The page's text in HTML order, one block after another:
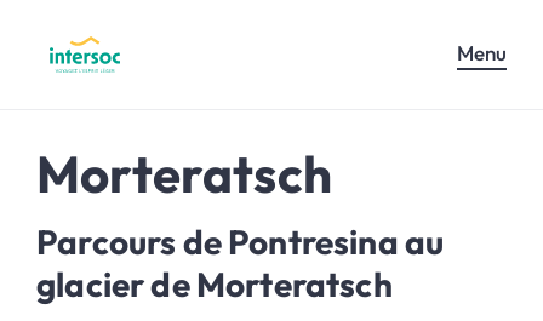
Menu
Morteratsch
Parcours de Pontresina au
glacier de Morteratsch